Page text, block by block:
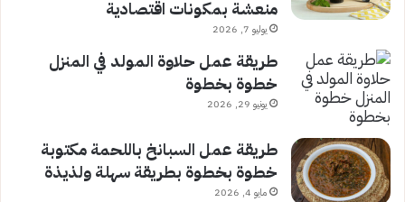
منعشة بمكونات اقتصادية
يوليو 7, 2026
طريقة عمل حلاوة المولد في المنزل
خطوة بخطوة
يونيو 29, 2026
طريقة عمل السبانخ باللحمة مكتوبة
خطوة بخطوة بطريقة سهلة ولذيذة
مايو 4, 2026